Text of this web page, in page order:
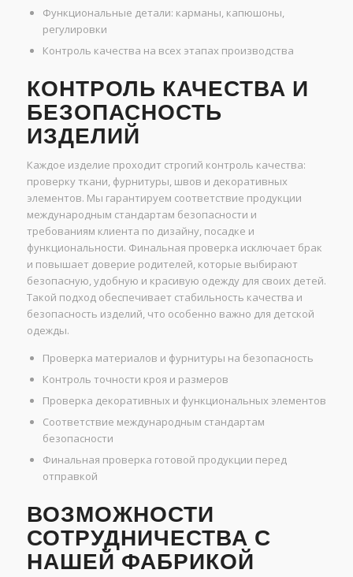
Функциональные детали: карманы, капюшоны,
регулировки
Контроль качества на всех этапах производства
КОНТРОЛЬ КАЧЕСТВА И
БЕЗОПАСНОСТЬ
ИЗДЕЛИЙ
Каждое изделие проходит строгий контроль качества:
проверку ткани, фурнитуры, швов и декоративных
элементов. Мы гарантируем соответствие продукции
международным стандартам безопасности и
требованиям клиента по дизайну, посадке и
функциональности. Финальная проверка исключает брак
и повышает доверие родителей, которые выбирают
безопасную, удобную и красивую одежду для своих детей.
Такой подход обеспечивает стабильность качества и
безопасность изделий, что особенно важно для детской
одежды.
Проверка материалов и фурнитуры на безопасность
Контроль точности кроя и размеров
Проверка декоративных и функциональных элементов
Соответствие международным стандартам
безопасности
Финальная проверка готовой продукции перед
отправкой
ВОЗМОЖНОСТИ
СОТРУДНИЧЕСТВА С
НАШЕЙ ФАБРИКОЙ